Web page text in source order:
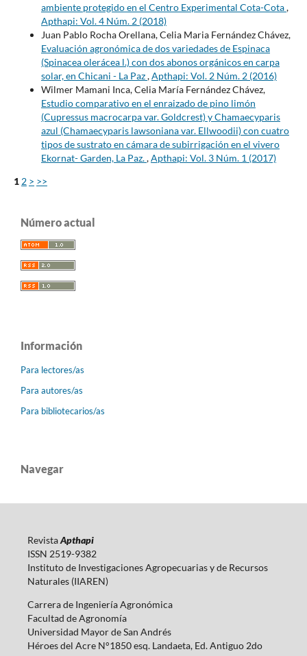
ambiente protegido en el Centro Experimental Cota-Cota,
Apthapi: Vol. 4 Núm. 2 (2018)
Juan Pablo Rocha Orellana, Celia Maria Fernández Chávez,
Evaluación agronómica de dos variedades de Espinaca
(Spinacea olerácea l.) con dos abonos orgánicos en carpa
solar, en Chicani - La Paz,Apthapi: Vol. 2 Núm. 2 (2016)
Wilmer Mamani Inca, Celia María Fernández Chávez,
Estudio comparativo en el enraizado de pino limón
(Cupressus macrocarpa var. Goldcrest) y Chamaecyparis
azul (Chamaecyparis lawsoniana var. Ellwoodii) con cuatro
tipos de sustrato en cámara de subirrigación en el vivero
Ekornat- Garden, La Paz.,Apthapi: Vol. 3 Núm. 1 (2017)
1 2 > >>
Número actual
Información
Para lectores/as
Para autores/as
Para bibliotecarios/as
Navegar
RevistaApthapi
ISSN 2519-9382
Instituto de Investigaciones Agropecuarias y de Recursos
Naturales (IIAREN)
Carrera de Ingeniería Agronómica
Facultad de Agronomía
Universidad Mayor de San Andrés
Héroes del Acre N°1850 esq. Landaeta, Ed. Antiguo 2do